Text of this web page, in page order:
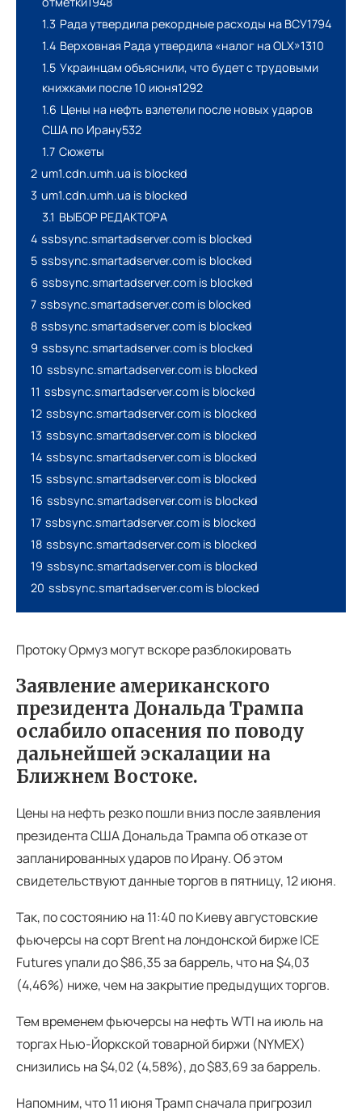
1.3 Рада утвердила рекордные расходы на ВСУ1794
1.4 Верховная Рада утвердила «налог на OLX»1310
1.5 Украинцам объяснили, что будет с трудовыми
книжками после 10 июня1292
1.6 Цены на нефть взлетели после новых ударов
США по Ирану532
1.7 Сюжеты
2 um1.cdn.umh.ua is blocked
3 um1.cdn.umh.ua is blocked
3.1 ВЫБОР РЕДАКТОРА
4 ssbsync.smartadserver.com is blocked
5 ssbsync.smartadserver.com is blocked
6 ssbsync.smartadserver.com is blocked
7 ssbsync.smartadserver.com is blocked
8 ssbsync.smartadserver.com is blocked
9 ssbsync.smartadserver.com is blocked
10 ssbsync.smartadserver.com is blocked
11 ssbsync.smartadserver.com is blocked
12 ssbsync.smartadserver.com is blocked
13 ssbsync.smartadserver.com is blocked
14 ssbsync.smartadserver.com is blocked
15 ssbsync.smartadserver.com is blocked
16 ssbsync.smartadserver.com is blocked
17 ssbsync.smartadserver.com is blocked
18 ssbsync.smartadserver.com is blocked
19 ssbsync.smartadserver.com is blocked
20 ssbsync.smartadserver.com is blocked
Протоку Ормуз могут вскоре разблокировать
Заявление американского
президента Дональда Трампа
ослабило опасения по поводу
дальнейшей эскалации на
Ближнем Востоке.
Цены на нефть резко пошли вниз после заявления
президента США Дональда Трампа об отказе от
запланированных ударов по Ирану. Об этом
свидетельствуют данные торгов в пятницу, 12 июня.
Так, по состоянию на 11:40 по Киеву августовские
фьючерсы на сорт Brent на лондонской бирже ICE
Futures упали до $86,35 за баррель, что на $4,03
(4,46%) ниже, чем на закрытие предыдущих торгов.
Тем временем фьючерсы на нефть WTI на июль на
торгах Нью-Йоркской товарной биржи (NYMEX)
снизились на $4,02 (4,58%), до $83,69 за баррель.
Напомним, что 11 июня Трамп сначала пригрозил